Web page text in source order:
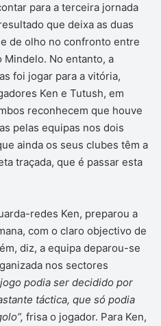
para a terceira jornada
que deixa as duas
de olho no confronto entre
Mindelo. No entanto, a
foi jogar para a vitória,
Ken e Tutush, em
reconhecem que houve
pelas equipas nos dois
ainda os seus clubes têm a
traçada, que é passar esta
redes Ken, preparou a
com o claro objectivo de
diz, a equipa deparou-se
nos sectores
jogo podia ser decidido por
táctica, que só podia
frisa o jogador. Para Ken,